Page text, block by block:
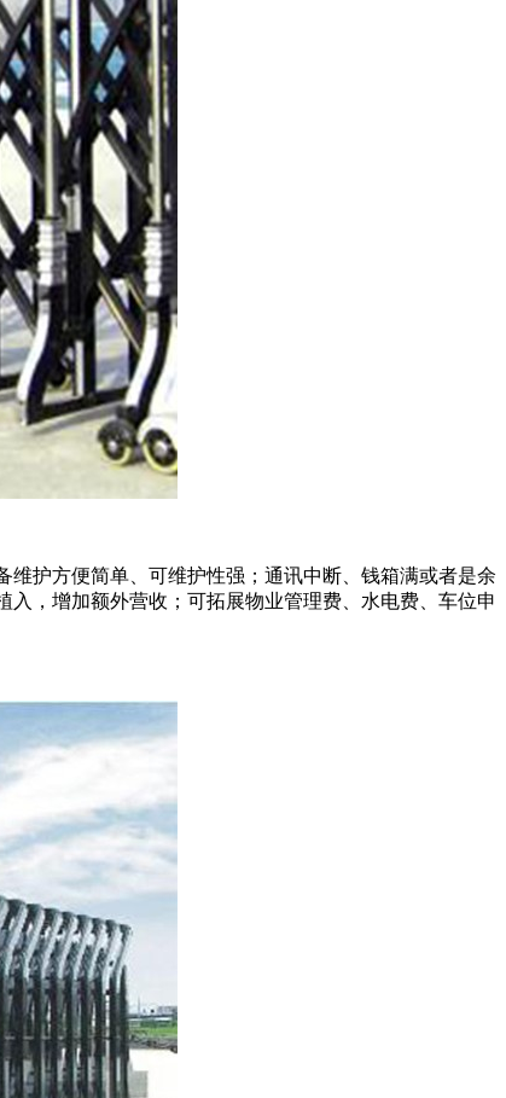
护方便简单、可维护性强；通讯中断、钱箱满或者是余
，增加额外营收；可拓展物业管理费、水电费、车位申